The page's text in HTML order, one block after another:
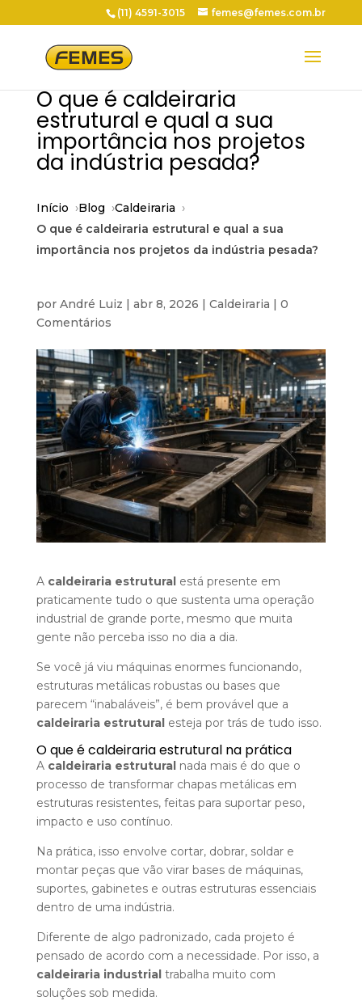
(11) 4591-3015 femes@femes.com.br
O que é caldeiraria
estrutural e qual a sua
importância nos projetos
da indústria pesada?
Início Blog
Caldeiraria
O que é caldeiraria estrutural e qual a sua
importância nos projetos da indústria pesada?
por André Luiz | abr 8, 2026 | Caldeiraria | 0
Comentários
A caldeiraria estruturalestá presente em
praticamente tudo o que sustenta uma operação
industrial de grande porte, mesmo que muita
gente não perceba isso no dia a dia.
Se você já viu máquinas enormes funcionando,
estruturas metálicas robustas ou bases que
parecem “inabaláveis”, é bem provável que a
caldeiraria estruturalesteja por trás de tudo isso.
O que é caldeiraria estrutural na prática
A caldeiraria estruturalnada mais é do que o
processo de transformar chapas metálicas em
estruturas resistentes, feitas para suportar peso,
impacto e uso contínuo.
Na prática, isso envolve cortar, dobrar, soldar e
montar peças que vão virar bases de máquinas,
suportes, gabinetes e outras estruturas essenciais
dentro de uma indústria.
Diferente de algo padronizado, cada projeto é
pensado de acordo com a necessidade. Por isso, a
caldeiraria industrialtrabalha muito com
soluções sob medida.